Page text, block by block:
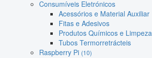
Consumíveis Eletrónicos
Acessórios e Material Auxiliar
Fitas e Adesivos
Produtos Químicos e Limpeza
Tubos Termorretrácteis
Raspberry Pi (10)